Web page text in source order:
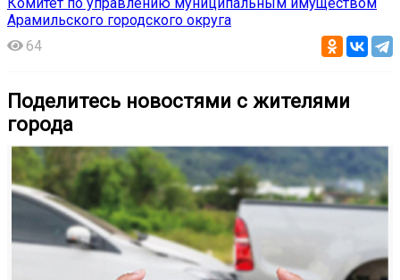
Арамильского городского округа
64
Поделитесь новостями с жителями
города